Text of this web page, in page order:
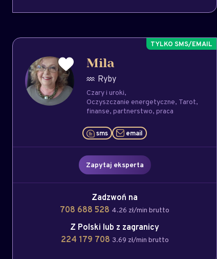
Mila
Ryby
Czary i uroki
Oczyszczanie energetyczne Tarot
finanse partnerstwo praca
sms email
Zapytaj eksperta
Zadzwoń na
708 688 528 4.26 zł/min brutto
Z Polski lub z zagranicy
224 179 708 3.69 zł/min brutto